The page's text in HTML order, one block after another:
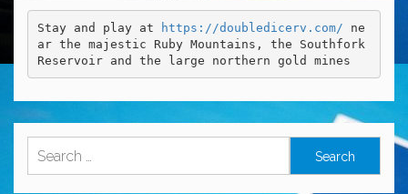
Stay and play at https://doubledicerv.com/ ne
ar the majestic Ruby Mountains, the Southfork
Reservoir and the large northern gold mines
for: